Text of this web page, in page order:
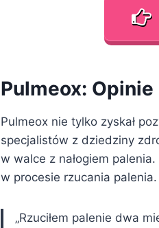
Pulmeox:
Pulmeox nie tylko zyskał
specjalistów z dziedziny
w walce z nałogiem
w procesie rzucania palenia.
„Rzuciłem palenie dwa